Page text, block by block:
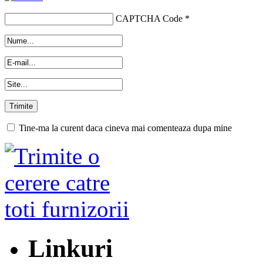
CAPTCHA Code *
Tine-ma la curent daca cineva mai comenteaza dupa mine
Linkuri